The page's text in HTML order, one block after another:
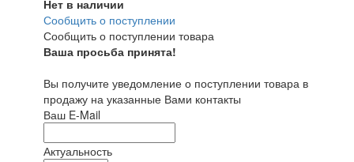
Нет в наличии
Сообщить о поступлении
Сообщить о поступлении товара
Ваша просьба принята!
Вы получите уведомление о поступлении товара в
продажу на указанные Вами контакты
Ваш E-Mail
Актуальность